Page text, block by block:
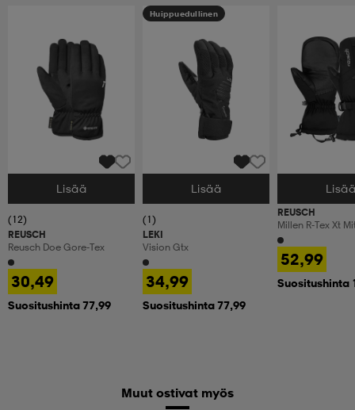
Valitse Koko
Lisää
(12)
REUSCH
Reusch Doe Gore-Tex
30,49
Suositushinta 77,99
Huippuedullinen
Valitse Koko
Lisää
(1)
LEKI
Vision Gtx
34,99
Suositushinta 77,99
Valitse Koko
REUSCH
Millen R-Tex Xt
52,99
Suositushinta
Muut ostivat myös